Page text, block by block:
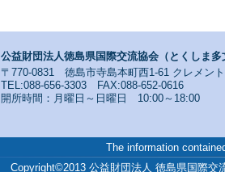
公益財団法人徳島県国際交流協会（とくしま多
〒770-0831 徳島市寺島本町西1-61 クレメン
TEL:088-656-3303 FAX:088-652-0616
開所時間：月曜日～日曜日 10:00～18:00
The information
Copyright©2013 公益財団法人 徳島県国際交